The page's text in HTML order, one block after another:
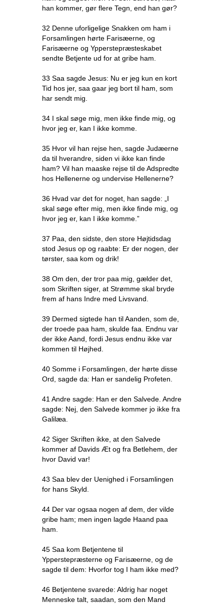
han kommer, gør flere Tegn, end han gør?
32 Denne uforligelige Snakken om ham i
Forsamlingen hørte Farisæerne, og
Farisæerne og Ypperstepræsteskabet
sendte Betjente ud for at gribe ham.
33 Saa sagde Jesus: Nu er jeg kun en kort
Tid hos jer, saa gaar jeg bort til ham, som
har sendt mig.
34 I skal søge mig, men ikke finde mig, og
hvor jeg er, kan I ikke komme.
35 Hvor vil han rejse hen, sagde Judæerne
da til hverandre, siden vi ikke kan finde
ham? Vil han maaske rejse til de Adspredte
hos Hellenerne og undervise Hellenerne?
36 Hvad var det for noget, han sagde: „I
skal søge efter mig, men ikke finde mig, og
hvor jeg er, kan I ikke komme.”
37 Paa, den sidste, den store Højtidsdag
stod Jesus op og raabte: Er der nogen, der
tørster, saa kom og drik!
38 Om den, der tror paa mig, gælder det,
som Skriften siger, at Strømme skal bryde
frem af hans Indre med Livsvand.
39 Dermed sigtede han til Aanden, som de,
der troede paa ham, skulde faa. Endnu var
der ikke Aand, fordi Jesus endnu ikke var
kommen til Højhed.
40 Somme i Forsamlingen, der hørte disse
Ord, sagde da: Han er sandelig Profeten.
41 Andre sagde: Han er den Salvede. Andre
sagde: Nej, den Salvede kommer jo ikke fra
Galilæa.
42 Siger Skriften ikke, at den Salvede
kommer af Davids Æt og fra Betlehem, der
hvor David var!
43 Saa blev der Uenighed i Forsamlingen
for hans Skyld.
44 Der var ogsaa nogen af dem, der vilde
gribe ham; men ingen lagde Haand paa
ham.
45 Saa kom Betjentene til
Ypperstepræsterne og Farisæerne, og de
sagde til dem: Hvorfor tog I ham ikke med?
46 Betjentene svarede: Aldrig har noget
Menneske talt, saadan, som den Mand